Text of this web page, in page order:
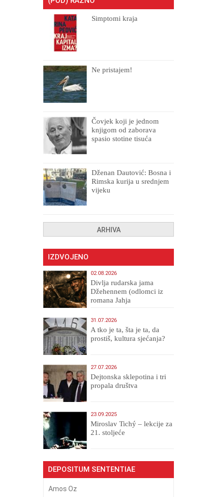
Simptomi kraja
Ne pristajem!
Čovjek koji je jednom
knjigom od zaborava
spasio stotine tisuća
Dženan Dautović: Bosna i
Rimska kurija u srednjem
vijeku
ARHIVA
IZDVOJENO
02.08.2026
Divlja rudarska jama
Džehennem (odlomci iz
romana Jahja
31.07.2026
A tko je ta, šta je ta, da
prostiš, kultura sjećanja?
27.07.2026
Dejtonska sklepotina i tri
propala društva
23.09.2025
Miroslav Tichý – lekcije za
21. stoljeće
DEPOSITUM SENTENTIAE
Amos Oz